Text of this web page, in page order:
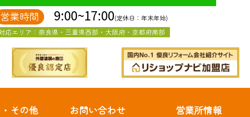
営業時間 9:00~17:00(定休日：年末年始)
応エリア：奈良県・三重県西部・大阪府・京都府南部
その他 お問い合わせ 営業所情報